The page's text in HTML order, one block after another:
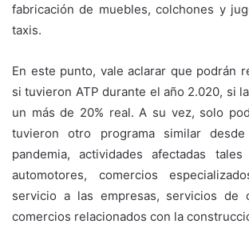
fabricación de muebles, colchones y
taxis.
En este punto, vale aclarar que podrán
si tuvieron ATP durante el año 2.020, si
un más de 20% real. A su vez, solo
tuvieron otro programa similar
pandemia, actividades afectadas
automotores, comercios
servicio a las empresas, servicios de
comercios relacionados con la